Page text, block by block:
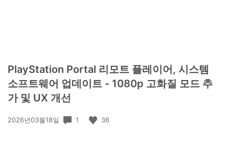
PlayStation Portal 리모트 플레이어, 시스템
소프트웨어 업데이트 - 1080p 고화질 모드 추
가 및 UX 개선
공
2026년03월18일 1 36